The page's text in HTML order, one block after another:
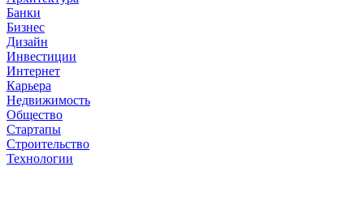
Банки
Бизнес
Дизайн
Инвестиции
Интернет
Карьера
Недвижимость
Общество
Стартапы
Строительство
Технологии